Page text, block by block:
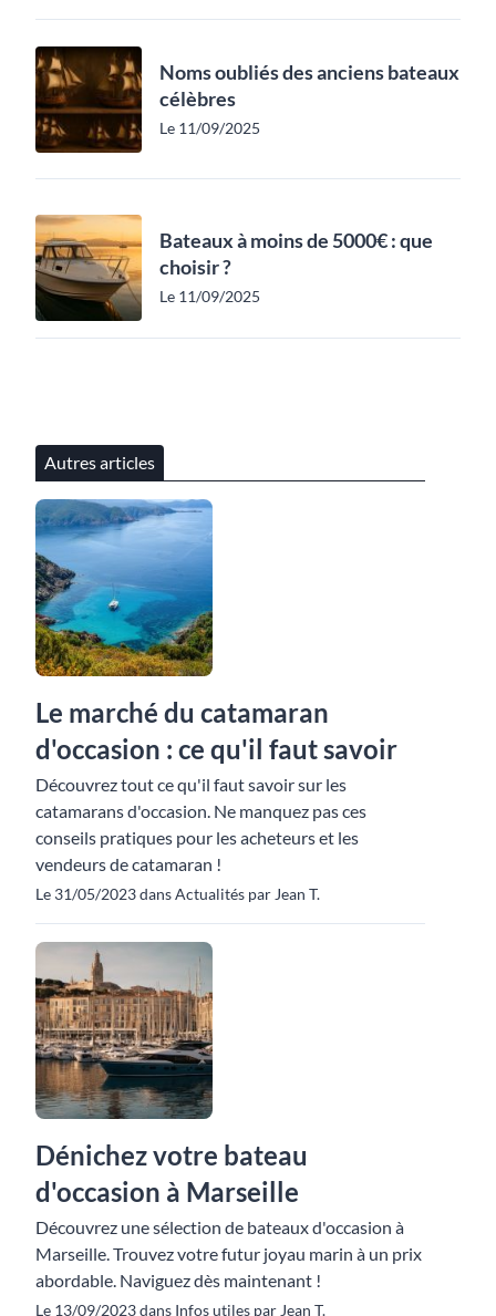
Noms oubliés des anciens bateaux
célèbres
Le 11/09/2025
Bateaux à moins de 5000€ : que
choisir ?
Le 11/09/2025
Autres articles
Le marché du catamaran
d'occasion : ce qu'il faut savoir
Découvrez tout ce qu'il faut savoir sur les
catamarans d'occasion. Ne manquez pas ces
conseils pratiques pour les acheteurs et les
vendeurs de catamaran !
Le 31/05/2023 dans Actualités par Jean T.
Dénichez votre bateau
d'occasion à Marseille
Découvrez une sélection de bateaux d'occasion à
Marseille. Trouvez votre futur joyau marin à un prix
abordable. Naviguez dès maintenant !
Le 13/09/2023 dans Infos utiles par Jean T.